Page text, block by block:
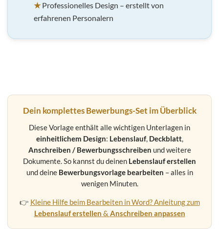
★Professionelles Design – erstellt von
erfahrenen Personalern
Dein komplettes Bewerbungs-Set im Überblick
Diese Vorlage enthält alle wichtigen Unterlagen in
einheitlichem Design: Lebenslauf, Deckblatt,
Anschreiben / Bewerbungsschreiben und weitere
Dokumente. So kannst du deinen Lebenslauf erstellen
und deine Bewerbungsvorlage bearbeiten – alles in
wenigen Minuten.
👉 Kleine Hilfe beim Bearbeiten in Word? Anleitung zum
Lebenslauf erstellen & Anschreiben anpassen